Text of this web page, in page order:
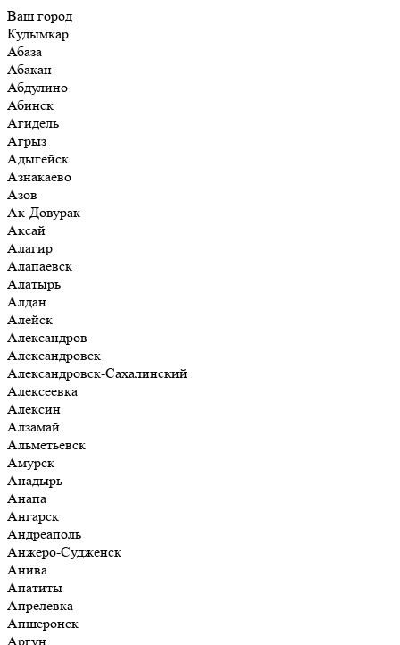
Ваш город
Кудымкар
Абаза
Абакан
Абдулино
Абинск
Агидель
Агрыз
Адыгейск
Азнакаево
Азов
Ак-Довурак
Аксай
Алагир
Алапаевск
Алатырь
Алдан
Алейск
Александров
Александровск
Александровск-Сахалинский
Алексеевка
Алексин
Алзамай
Альметьевск
Амурск
Анадырь
Анапа
Ангарск
Андреаполь
Анжеро-Судженск
Анива
Апатиты
Апрелевка
Апшеронск
Аргун